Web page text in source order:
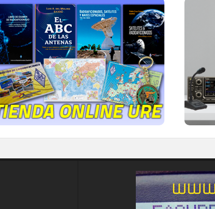
TIENDA ONLINE URE
Publicaciones, mapas, polos, camisetas,
gorras, tazas, forros polares y mucho más...
IR A LA TIENDA DE URE